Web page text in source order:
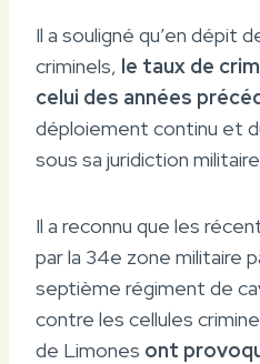
Il a souligné qu’en dépit
criminels, le taux de
celui des années
déploiement continu et
sous sa juridiction
Il a reconnu que les
par la 34e zone militaire
septième régiment de
contre les cellules
de Limones ont